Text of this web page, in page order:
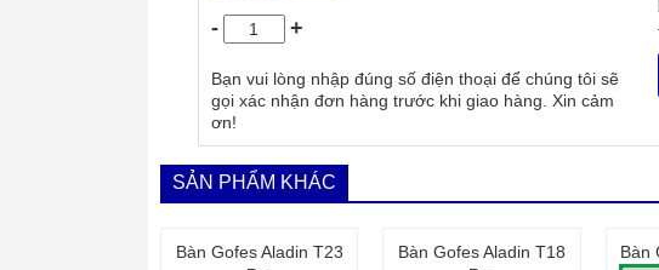
- +
Bạn vui lòng nhập đúng số điện thoại để chúng tôi sẽ
gọi xác nhận đơn hàng trước khi giao hàng. Xin cảm
ơn!
SẢN PHẨM KHÁC
Bàn Gofes Aladin T23
Bàn Gofes Aladin T18
Bàn